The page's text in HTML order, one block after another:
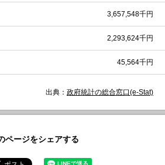
3,657,548千円
2,293,624千円
45,564千円
出典： 政府統計の総合窓口(e-Stat)
ページをシェアする